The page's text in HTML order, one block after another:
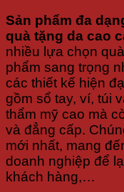
Sản phẩm đa
quà tặng da cao
nhiều lựa chọn
phẩm sang trọng
các thiết kế hiện
gồm sổ tay, ví, túi
thẩm mỹ cao mà
và đẳng cấp.
mới nhất, mang
doanh nghiệp để
khách hàng,…